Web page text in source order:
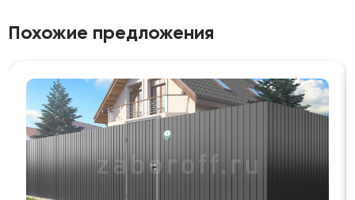
Похожие предложения